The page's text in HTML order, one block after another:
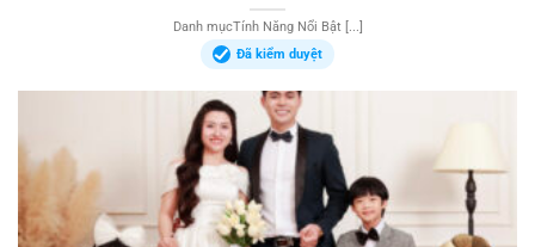
Danh mụcTính Năng Nổi Bật [...]
Đã kiểm duyệt